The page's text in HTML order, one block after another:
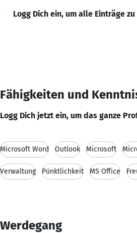
Logg Dich ein, um alle Einträge
Fähigkeiten und
Logg Dich jetzt ein, um das ganze
Microsoft Word Outlook Microsoft
Verwaltung Pünktlichkeit MS Office
Werdegang